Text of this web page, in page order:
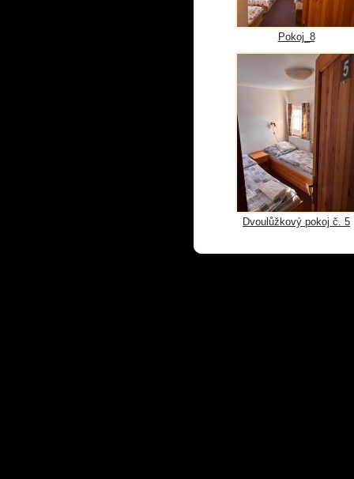
Pokoj_8
Dvoulůžkový pokoj č. 5